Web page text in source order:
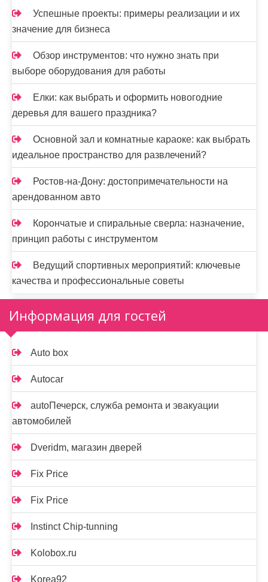
Успешные проекты: примеры реализации и их
значение для бизнеса
Обзор инструментов: что нужно знать при
выборе оборудования для работы
Елки: как выбрать и оформить новогодние
деревья для вашего праздника?
Основной зал и комнатные караоке: как выбрать
идеальное пространство для развлечений?
Ростов-на-Дону: достопримечательности на
арендованном авто
Корончатые и спиральные сверла: назначение,
принцип работы с инструментом
Ведущий спортивных мероприятий: ключевые
качества и профессиональные советы
Информация для гостей
Auto box
Autocar
autoПечерск, служба ремонта и эвакуации
автомобилей
Dveridm, магазин дверей
Fix Price
Fix Price
Instinct Chip-tunning
Kolobox.ru
Korea92